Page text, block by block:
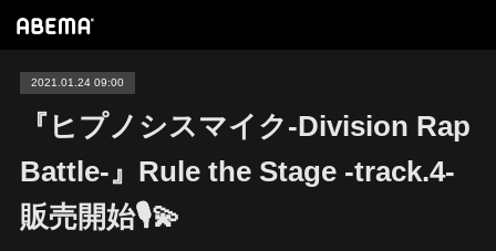
2021.01.24 09:00
『ヒプノシスマイク-Division Rap
Battle-』Rule the Stage -track.4-
販売開始🎙💫